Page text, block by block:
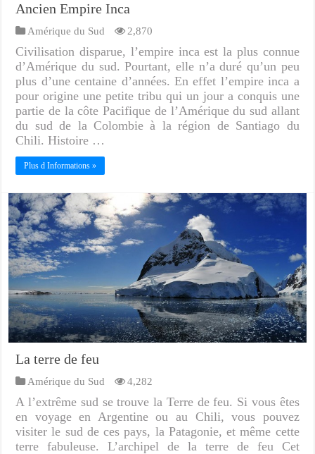
Ancien Empire Inca
Amérique du Sud 2,870
Civilisation disparue, l’empire inca est la plus connue
d’Amérique du sud. Pourtant, elle n’a duré qu’un peu
plus d’une centaine d’années. En effet l’empire inca a
pour origine une petite tribu qui un jour a conquis une
partie de la côte Pacifique de l’Amérique du sud allant
du sud de la Colombie à la région de Santiago du
Chili. Histoire …
Plus d Informations »
La terre de feu
Amérique du Sud 4,282
A l’extrême sud se trouve la Terre de feu. Si vous êtes
en voyage en Argentine ou au Chili, vous pouvez
visiter le sud de ces pays, la Patagonie, et même cette
terre fabuleuse. L’archipel de la terre de feu Cet